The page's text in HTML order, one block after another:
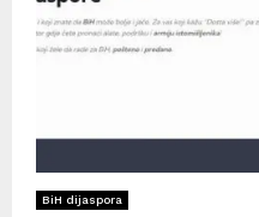
BiH dijaspora